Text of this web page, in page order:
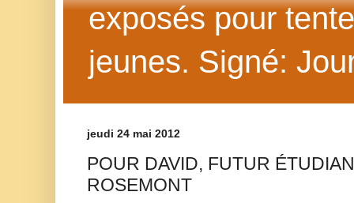
exposés pour
jeunes. Signé:
jeudi 24 mai 2012
POUR DAVID, FUTUR
ROSEMONT